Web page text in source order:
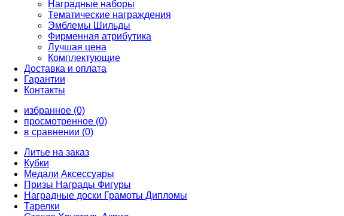
Наградные наборы
Тематические награждения
Эмблемы Шильды
Фирменная атрибутика
Лучшая цена
Комплектующие
Доставка и оплата
Гарантии
Контакты
избранное (0)
просмотренное (0)
в сравнении (0)
Литье на заказ
Кубки
Медали Аксессуары
Призы Награды Фигуры
Наградные доски Грамоты Дипломы
Тарелки